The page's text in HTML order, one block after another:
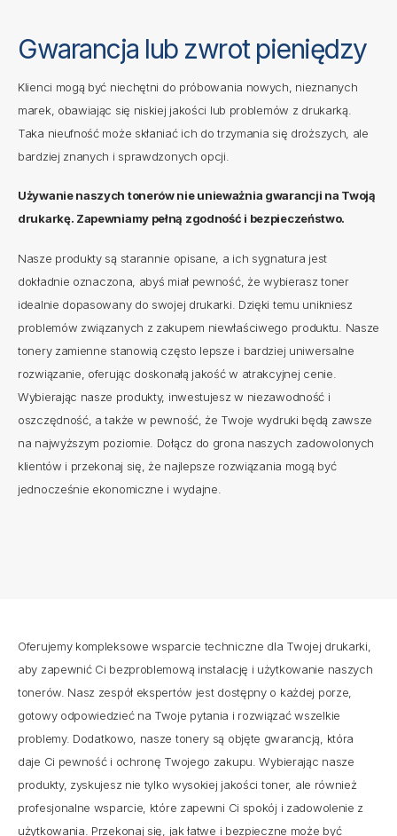
Gwarancja lub zwrot pieniędzy
Klienci mogą być niechętni do próbowania nowych, nieznanych
marek, obawiając się niskiej jakości lub problemów z drukarką.
Taka nieufność może skłaniać ich do trzymania się droższych, ale
bardziej znanych i sprawdzonych opcji.
Używanie naszych tonerów nie unieważnia gwarancji na Twoją
drukarkę. Zapewniamy pełną zgodność i bezpieczeństwo.
Nasze produkty są starannie opisane, a ich sygnatura jest
dokładnie oznaczona, abyś miał pewność, że wybierasz toner
idealnie dopasowany do swojej drukarki. Dzięki temu unikniesz
problemów związanych z zakupem niewłaściwego produktu. Nasze
tonery zamienne stanowią często lepsze i bardziej uniwersalne
rozwiązanie, oferując doskonałą jakość w atrakcyjnej cenie.
Wybierając nasze produkty, inwestujesz w niezawodność i
oszczędność, a także w pewność, że Twoje wydruki będą zawsze
na najwyższym poziomie. Dołącz do grona naszych zadowolonych
klientów i przekonaj się, że najlepsze rozwiązania mogą być
jednocześnie ekonomiczne i wydajne.
Oferujemy kompleksowe wsparcie techniczne dla Twojej drukarki,
aby zapewnić Ci bezproblemową instalację i użytkowanie naszych
tonerów. Nasz zespół ekspertów jest dostępny o każdej porze,
gotowy odpowiedzieć na Twoje pytania i rozwiązać wszelkie
problemy. Dodatkowo, nasze tonery są objęte gwarancją, która
daje Ci pewność i ochronę Twojego zakupu. Wybierając nasze
produkty, zyskujesz nie tylko wysokiej jakości toner, ale również
profesjonalne wsparcie, które zapewni Ci spokój i zadowolenie z
użytkowania. Przekonaj się, jak łatwe i bezpieczne może być